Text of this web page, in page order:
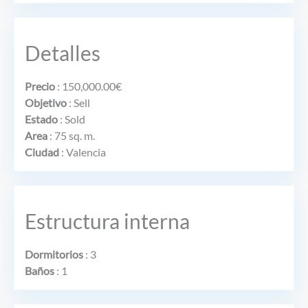
Detalles
Precio : 150,000.00€
Objetivo : Sell
Estado : Sold
Area : 75 sq. m.
Ciudad : Valencia
Estructura interna
Dormitorios : 3
Baños : 1